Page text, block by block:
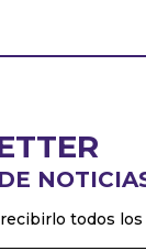
todos los